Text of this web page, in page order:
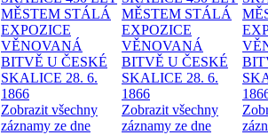
MĚSTEM STÁLÁ
EXPOZICE
VĚNOVANÁ
BITVĚ U ČESKÉ
SKALICE 28. 6.
1866
Zobrazit všechny
záznamy ze dne
MĚSTEM STÁLÁ
EXPOZICE
VĚNOVANÁ
BITVĚ U ČESKÉ
SKALICE 28. 6.
1866
Zobrazit všechny
záznamy ze dne